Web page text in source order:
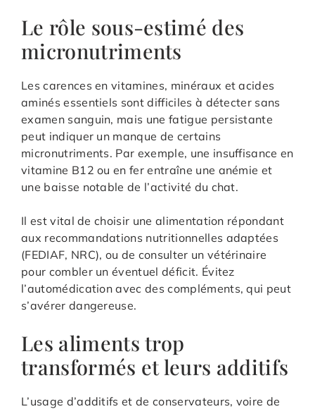
Le rôle sous-estimé des
micronutriments
Les carences en vitamines, minéraux et acides
aminés essentiels sont difficiles à détecter sans
examen sanguin, mais une fatigue persistante
peut indiquer un manque de certains
micronutriments. Par exemple, une insuffisance en
vitamine B12 ou en fer entraîne une anémie et
une baisse notable de l’activité du chat.
Il est vital de choisir une alimentation répondant
aux recommandations nutritionnelles adaptées
(FEDIAF, NRC), ou de consulter un vétérinaire
pour combler un éventuel déficit. Évitez
l’automédication avec des compléments, qui peut
s’avérer dangereuse.
Les aliments trop
transformés et leurs additifs
L’usage d’additifs et de conservateurs, voire de